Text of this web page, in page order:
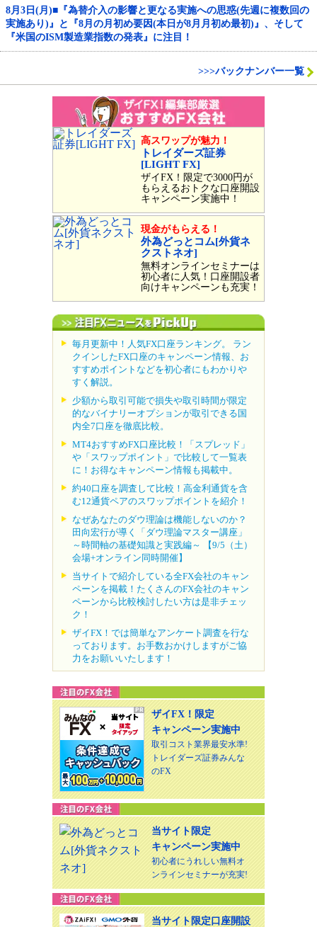
8月3日(月)■『為替介入の影響と更なる実施への思惑(先週に複数回の
実施あり)』と『8月の月初め要因(本日が8月月初め最初)』、そして
『米国のISM製造業指数の発表』に注目！
>>>バックナンバー一覧
高スワップが魅力！
トレイダーズ証券
[LIGHT FX]
ザイFX！限定で3000円が
もらえるおトクな口座開設
キャンペーン実施中！
現金がもらえる！
外為どっとコム[外貨ネ
クストネオ]
無料オンラインセミナーは
初心者に人気！口座開設者
向けキャンペーンも充実！
毎月更新中！人気FX口座ランキング。 ラン
クインしたFX口座のキャンペーン情報、お
すすめポイントなどを初心者にもわかりや
すく解説。
少額から取引可能で損失や取引時間が限定
的なバイナリーオプションが取引できる国
内全7口座を徹底比較。
MT4おすすめFX口座比較！「スプレッド」
や「スワップポイント」で比較して一覧表
に！お得なキャンペーン情報も掲載中。
約40口座を調査して比較！高金利通貨を含
む12通貨ペアのスワップポイントを紹介！
なぜあなたのダウ理論は機能しないのか？
田向宏行が導く「ダウ理論マスター講座」
～時間軸の基礎知識と実践編～ 【9/5（土）
会場+オンライン同時開催】
当サイトで紹介している全FX会社のキャン
ペーンを掲載！たくさんのFX会社のキャン
ペーンから比較検討したい方は是非チェッ
ク！
ザイFX！では簡単なアンケート調査を行な
っております。お手数おかけしますがご協
力をお願いいたします！
ザイFX！限定
キャンペーン実施中
取引コスト業界最安水準!
トレイダーズ証券みんな
のFX
当サイト限定
キャンペーン実施中
初心者にうれしい無料オ
ンラインセミナーが充実!
当サイト限定口座開設